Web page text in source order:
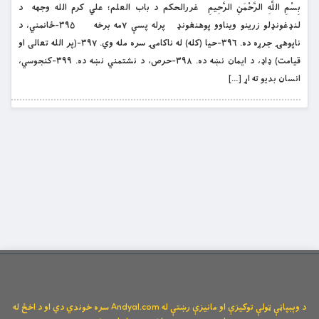
بِسْمِ اللَّهِ الرَّحْمَنِ الرَّحِيمِ غررالحکم د باب العلم؛ علي کرم الله وجهه د
لنډغونډلو زرینو ویناوو پوهنغونډ پرله پسې ۷مه برخه ۳۹۵-ځانمني، د
ناپوهۍ جرړه ده. ۳۹۶-حیا (کله) له ناکامۍ سره مله وي. ۳۹۷-(پر الله تعالی او
قیامت) ډاډ، د ایمان نښه ده. ۳۹۸-حرص، د نشتمني نښه ده. ۳۹۹-کنجوسي،
انسان بدیو ته اړ […]
د وېبپاڼې ټولې توکیزې او مانیزې رښتې له Andyal.com سره خوندي دي او د اخځ له